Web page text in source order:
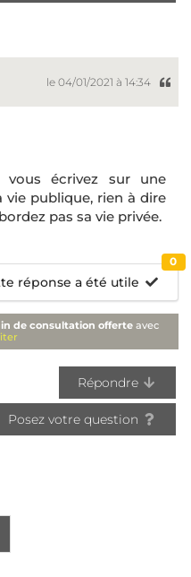
le 04/01/2021 à 14:34
écrivez sur une
publique, rien à dire
pas sa vie privée.
réponse a été utile
0
de consultation offerte avec
Répondre
Posez votre question